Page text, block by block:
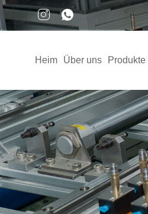
Heim Über uns Produkte